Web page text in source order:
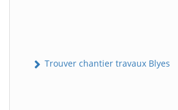
Trouver chantier travaux Blyes